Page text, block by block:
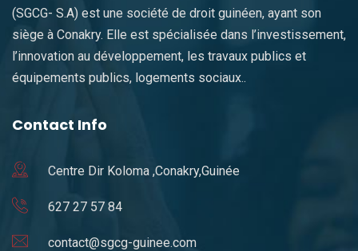
(SGCG- S.A) est une société de droit guinéen, ayant son
siège à Conakry. Elle est spécialisée dans l’investissement,
l’innovation au développement, les travaux publics et
équipements publics, logements sociaux..
Contact Info
Centre Dir Koloma ,Conakry,Guinée
627 27 57 84
contact@sgcg-guinee.com